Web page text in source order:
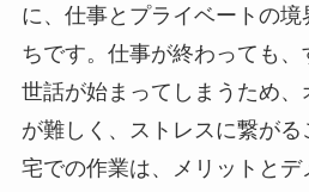
に、仕事とプライベートの
ちです。仕事が終わっても
世話が始まってしまうため、
が難しく、ストレスに繋がる
宅での作業は、メリットとデ